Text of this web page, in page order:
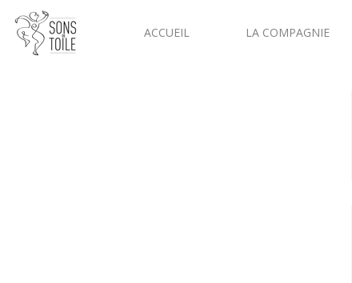
ACCUEIL LA COMPAGNIE